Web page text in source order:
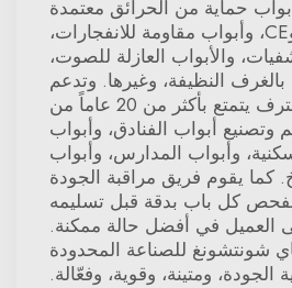
حماية من الحرائق معتمدة
وفق معايير UL وCE، وأبواب مقاومة للانفجارات،
والأبواب العازلة للصوت،
بالغرف النظيفة، وغيرها. وتدعم
شركتنا فريق محترف يتمتع بأكثر من 20 عاماً من
وتصنيع أبواب الفنادق، وأبواب
وأبواب المدارس، وأبواب
كما يقوم فريق مراقبة الجودة
كل باب بدقة قبل تسليمه
العميل في أفضل حالة ممكنة.
شونتشونغ للصناعة المحدودة
الجودة، ومتينة، وقوية، وفعّالة.